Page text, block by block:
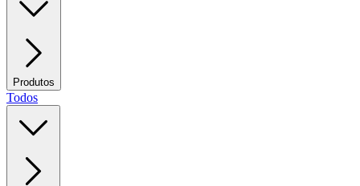
Produtos
Todos